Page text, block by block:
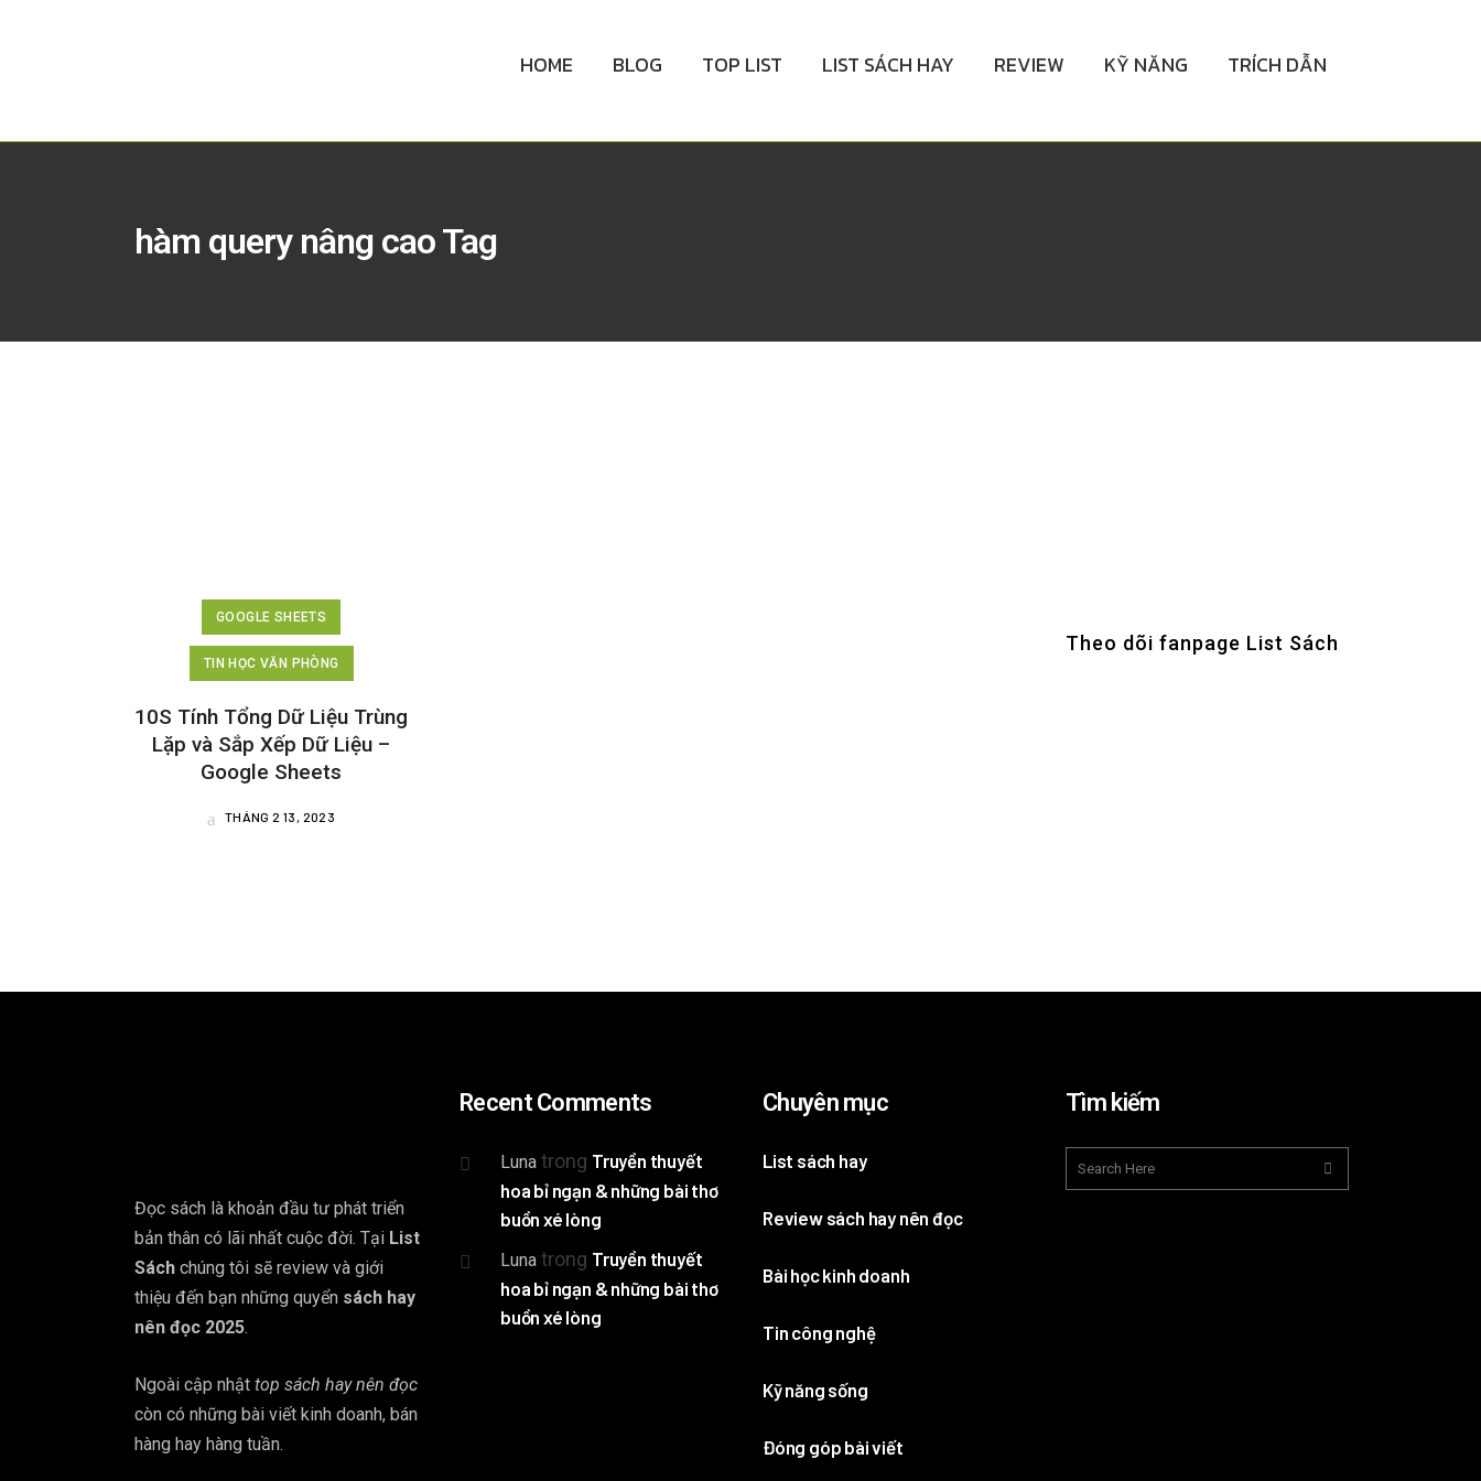
HOME BLOG TOP LIST LIST SÁCH HAY REVIEW KỸ NĂNG TRÍCH DẪN
hàm query nâng cao Tag
GOOGLE SHEETS
TIN HỌC VĂN PHÒNG
10S Tính Tổng Dữ Liệu Trùng
Lặp và Sắp Xếp Dữ Liệu –
Google Sheets
THÁNG 2 13, 2023
Theo dõi fanpage List Sách
Đọc sách là khoản đầu tư phát triển
bản thân có lãi nhất cuộc đời. Tại List
Sách chúng tôi sẽ review và giới
thiệu đến bạn những quyển sách hay
nên đọc 2025.
Ngoài cập nhật top sách hay nên đọc
còn có những bài viết kinh doanh, bán
hàng hay hàng tuần.
Recent Comments
Luna trong Truyền thuyết
hoa bỉ ngạn & những bài thơ
buồn xé lòng
Luna trong Truyền thuyết
hoa bỉ ngạn & những bài thơ
buồn xé lòng
Chuyên mục
List sách hay
Review sách hay nên đọc
Bài học kinh doanh
Tin công nghệ
Kỹ năng sống
Đóng góp bài viết
Tìm kiếm